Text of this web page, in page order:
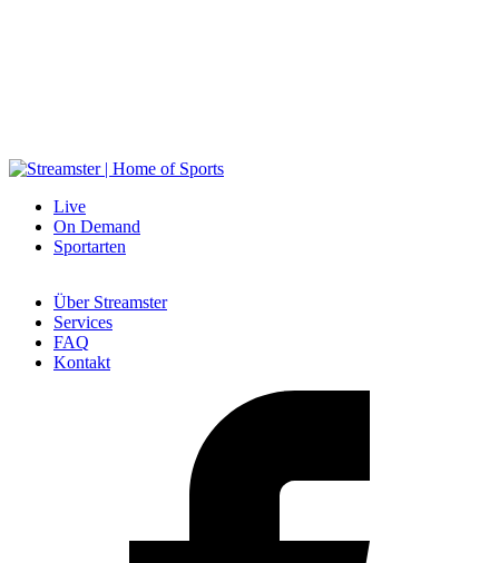
Live
On Demand
Sportarten
Über Streamster
Services
FAQ
Kontakt